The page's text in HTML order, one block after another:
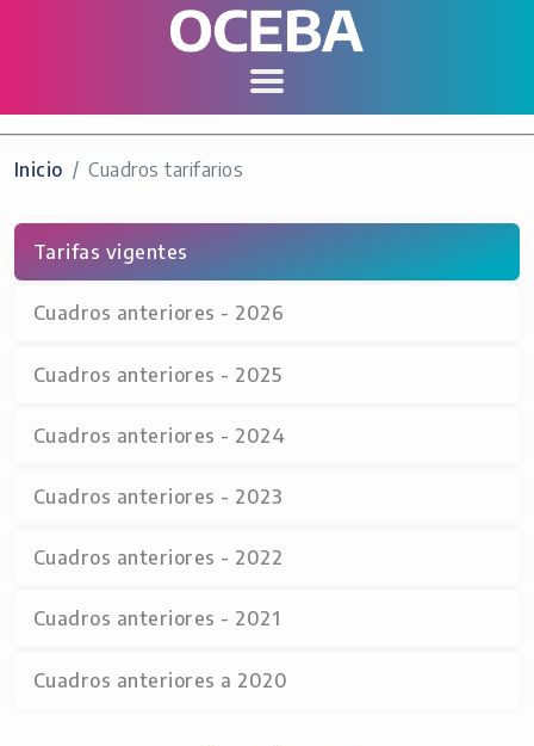
Inicio Cuadros tarifarios
Tarifas vigentes
Cuadros anteriores - 2026
Cuadros anteriores - 2025
Cuadros anteriores - 2024
Cuadros anteriores - 2023
Cuadros anteriores - 2022
Cuadros anteriores - 2021
Cuadros anteriores a 2020